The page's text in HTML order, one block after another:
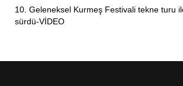
10. Geleneksel Kurmeş Festivali tekne turu
sürdü-VİDEO